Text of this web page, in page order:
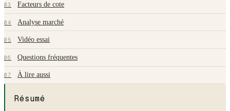
03 Facteurs de cote
04 Analyse marché
05 Vidéo essai
06 Questions fréquentes
07 À lire aussi
Résumé